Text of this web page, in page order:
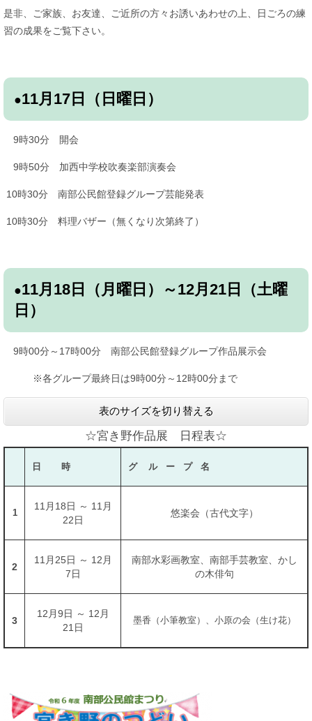
是非、ご家族、お友達、ご近所の方々お誘いあわせの上、日ごろの練
習の成果をご覧下さい。
●11月17日（日曜日 ）
9時30分 開会
9時50分 加西中学校吹奏楽部演奏会
10時30分 南部公民館登録グループ芸能発表
10時30分 料理バザー（無くなり次第終了）
●11月18日（月曜日）～12月21日（土曜
日）
9時00分～17時00分 南部公民館登録グループ作品展示会
※各グループ最終日は9時00分～12時00分まで
表のサイズを切り替える
☆宮き野作品展 日程表☆
日 時 グ ル ー プ 名
1
11月18日 ～ 11月
22日
悠楽会（古代文字）
2
11月25日 ～ 12月
7日
南部水彩画教室、南部手芸教室、かし
の木俳句
3
12月9日 ～ 12月
21日
墨香（小筆教室）、小原の会（生け花）